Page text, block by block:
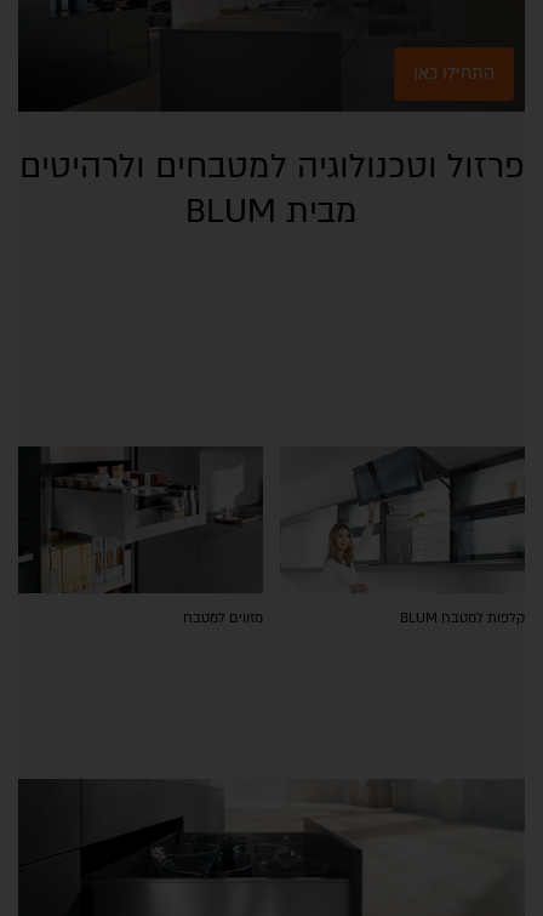
התחילו כאן
פרזול וטכנולוגיה למטבחים ולרהיטים
מבית BLUM
קלפות למטבח BLUM מזווים למטבח